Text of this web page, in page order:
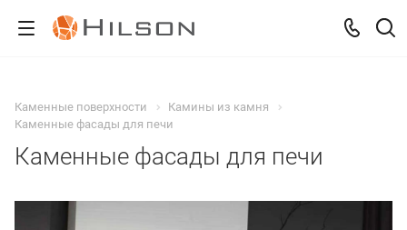
Каменные поверхности
Камины из камня
Каменные фасады для печи
Каменные фасады для печи